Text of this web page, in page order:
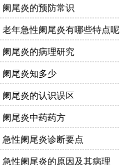
阑尾炎的预防常识
老年急性阑尾炎有哪些特点呢
阑尾炎的病理研究
阑尾炎知多少
阑尾炎的认识误区
阑尾炎中药药方
急性阑尾炎诊断要点
急性阑尾炎的原因及其病理